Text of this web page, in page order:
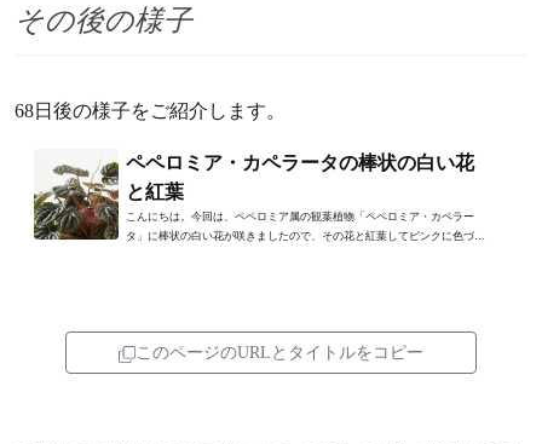
その後の様子
68日後の様子をご紹介します。
ペペロミア・カペラータの棒状の白い花
と紅葉
こんにちは。今回は、ペペロミア属の観葉植物「ペペロミア・カペラー
タ」に棒状の白い花が咲きましたので、その花と紅葉してピンクに色づい
このページのURLとタイトルをコピー